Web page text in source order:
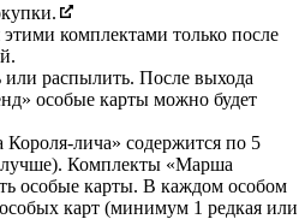
комплектами только после
или распылить. После выхода
особые карты можно будет
лича» содержится по 5
Комплекты «Марша
особые карты. В каждом особом
карт (минимум 1 редкая или